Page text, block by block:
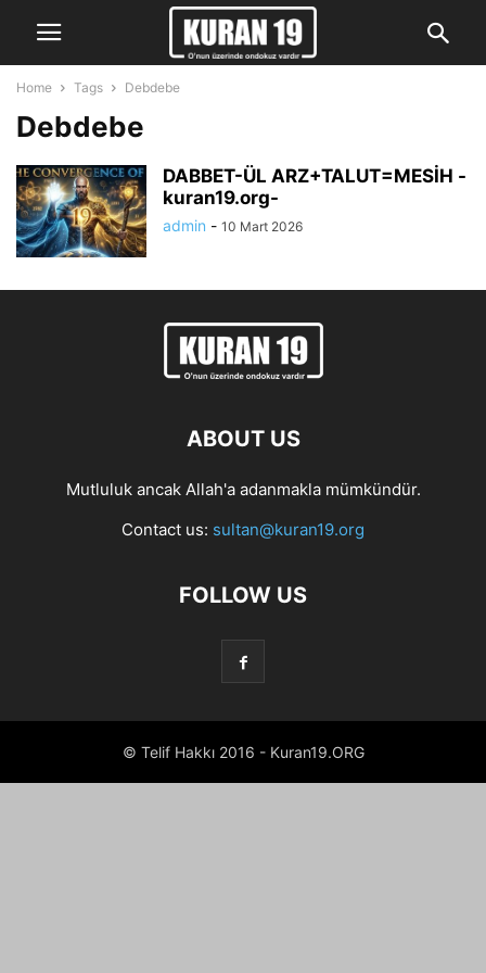
Home Tags Debdebe
Debdebe
DABBET-ÜL ARZ+TALUT=MESİH -
kuran19.org-
admin - 10 Mart 2026
ABOUT US
Mutluluk ancak Allah'a adanmakla mümkündür.
Contact us: sultan@kuran19.org
FOLLOW US
© Telif Hakkı 2016 - Kuran19.ORG